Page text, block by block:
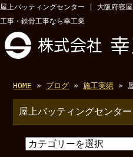
屋上バッティングセンター | 大阪府寝屋
工事・鉄骨工事なら幸工業
HOME » ブログ »施工実績 »
屋上バッティングセンター